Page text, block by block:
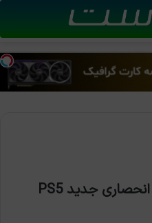
Final Fantasy Origin نام انحصاری جدید PS5